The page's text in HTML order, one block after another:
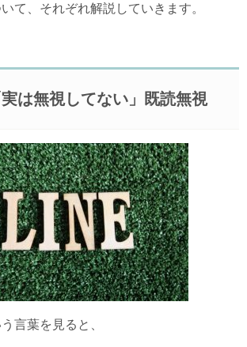
て、それぞれ解説していきます。
は無視してない」既読無視
言葉を見ると、